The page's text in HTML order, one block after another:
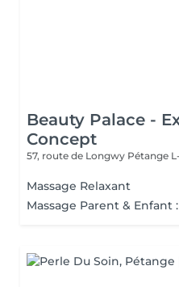
Beauty Palace -
Concept
57, route de Longwy Pétange
Massage Relaxant
Massage Parent & Enfant